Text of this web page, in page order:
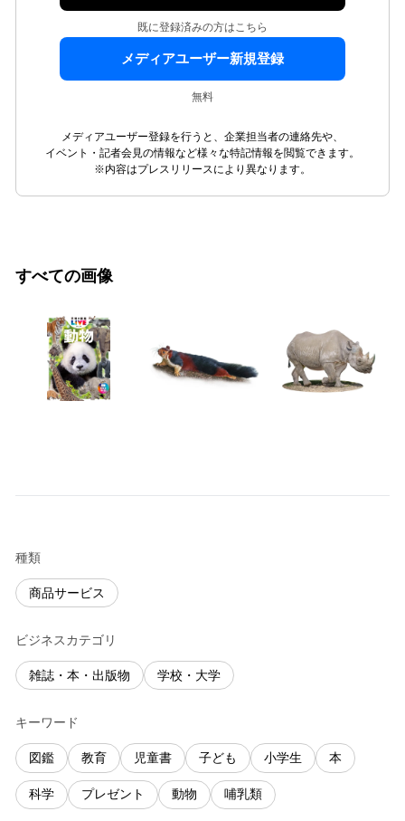
既に登録済みの方はこちら
メディアユーザー新規登録
無料
メディアユーザー登録を行うと、企業担当者の連絡先や、
イベント・記者会見の情報など様々な特記情報を閲覧できます。
※内容はプレスリリースにより異なります。
すべての画像
種類
商品サービス
ビジネスカテゴリ
雑誌・本・出版物 学校・大学
キーワード
図鑑 教育 児童書 子ども 小学生 本
科学 プレゼント 動物 哺乳類